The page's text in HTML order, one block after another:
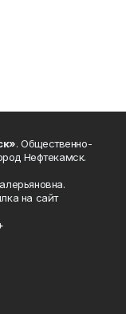
. Общественно-
Нефтекамск.
на сайт